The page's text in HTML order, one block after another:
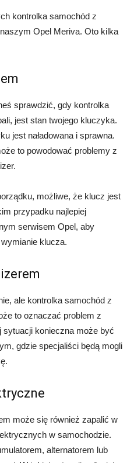
kontrolka samochód z
Opel Meriva. Oto kilka
sprawdzić, gdy kontrolka
jest stan twojego kluczyka.
jest naładowana i sprawna.
to powodować problemy z
możliwe, że klucz jest
przypadku najlepiej
serwisem Opel, aby
klucza.
ale kontrolka samochód z
to oznaczać problem z
konieczna może być
gdzie specjaliści będą mogli
może się również zapalić w
w samochodzie.
alternatorem lub